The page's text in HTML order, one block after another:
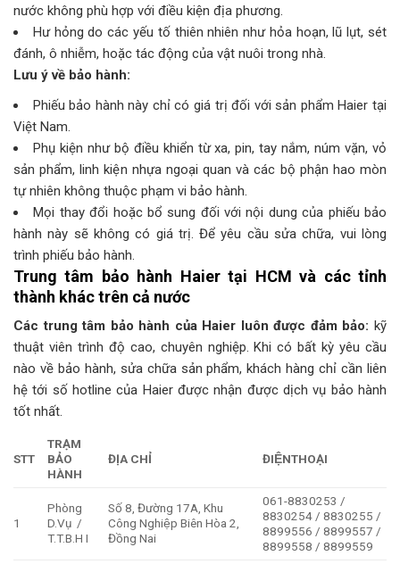
nước không phù hợp với điều kiện địa phương.
Hư hỏng do các yếu tố thiên nhiên như hỏa hoạn, lũ lụt, sét
đánh, ô nhiễm, hoặc tác động của vật nuôi trong nhà.
Lưu ý về bảo hành:
Phiếu bảo hành này chỉ có giá trị đối với sản phẩm Haier tại
Việt Nam.
Phụ kiện như bộ điều khiển từ xa, pin, tay nắm, núm vặn, vỏ
sản phẩm, linh kiện nhựa ngoại quan và các bộ phận hao mòn
tự nhiên không thuộc phạm vi bảo hành.
Mọi thay đổi hoặc bổ sung đối với nội dung của phiếu bảo
hành này sẽ không có giá trị. Để yêu cầu sửa chữa, vui lòng
trình phiếu bảo hành.
Trung tâm bảo hành Haier tại HCM và các tỉnh
thành khác trên cả nước
Các trung tâm bảo hành của Haier luôn được đảm bảo: kỹ
thuật viên trình độ cao, chuyên nghiệp. Khi có bất kỳ yêu cầu
nào về bảo hành, sửa chữa sản phẩm, khách hàng chỉ cần liên
hệ tới số hotline của Haier được nhận được dịch vụ bảo hành
tốt nhất.
STT
TRẠM
BẢO
HÀNH
ĐỊA CHỈ ĐIỆNTHOẠI
1
Phòng
D.Vụ /
T.T.B.H I
Số 8, Đường 17A, Khu
Công Nghiệp Biên Hòa 2,
Đồng Nai
061-8830253 /
8830254 / 8830255 /
8899556 / 8899557 /
8899558 / 8899559